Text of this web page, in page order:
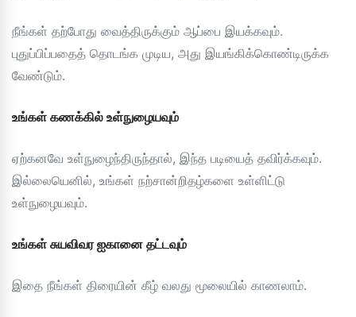
நீங்கள் தற்போது வைத்திருக்கும் ஆப்பை இயக்கவும்.
புதுப்பிப்பதைத் தொடங்க முடிய, அது இயங்கிக்கொண்டிருக்க
வேண்டும்.
உங்கள் கணக்கில் உள்நுழையவும்
ஏற்கனவே உள்நுழைந்திருந்தால், இந்த படியைத் தவிர்க்கவும்.
இல்லையெனில், உங்கள் நற்சான்றிதழ்களை உள்ளிட்டு
உள்நுழையவும்.
உங்கள் சுயவிவர ஐகானை தட்டவும்
இதை நீங்கள் திரையின் கீழ் வலது மூலையில் காணலாம்.